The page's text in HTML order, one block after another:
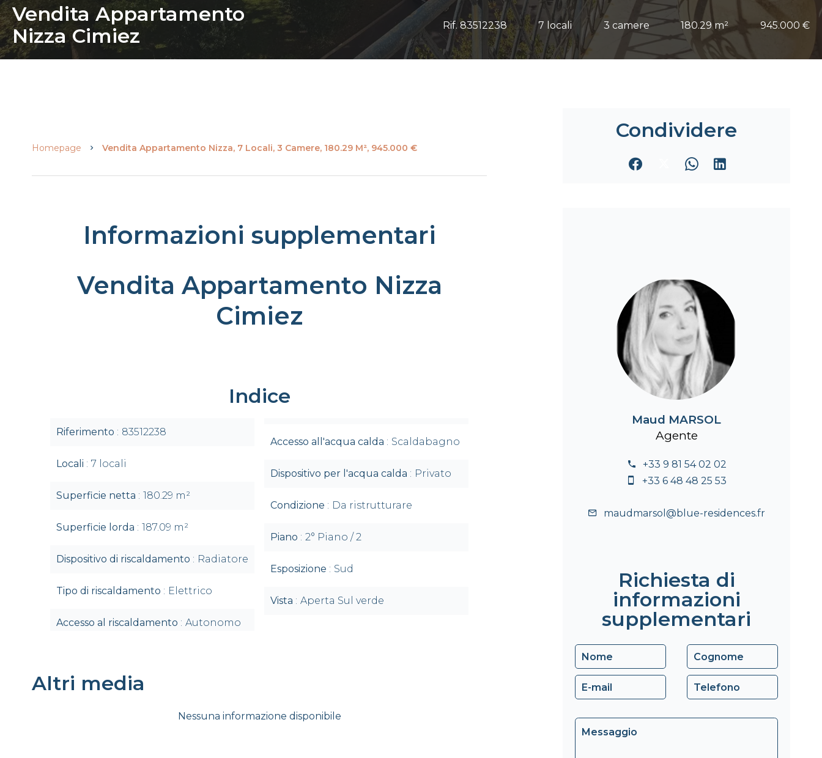
Vendita Appartamento
Nizza Cimiez
Rif. 83512238 7 locali 3 camere 180.29 m² 945.000 €
Homepage Vendita Appartamento Nizza, 7 Locali, 3 Camere, 180.29 M², 945.000 €
Informazioni supplementari
Vendita Appartamento Nizza
Cimiez
Indice
Riferimento 83512238
Locali 7 locali
Superficie netta 180.29 m²
Superficie lorda 187.09 m²
Dispositivo di riscaldamento Radiatore
Tipo di riscaldamento Elettrico
Accesso al riscaldamento Autonomo
Accesso all'acqua calda Scaldabagno
Dispositivo per l'acqua calda Privato
Condizione Da ristrutturare
Piano 2° Piano / 2
Esposizione Sud
Vista Aperta Sul verde
Altri media
Nessuna informazione disponibile
Condividere
Maud MARSOL
Agente
+33 9 81 54 02 02
+33 6 48 48 25 53
maudmarsol@blue-residences.fr
Richiesta di
informazioni
supplementari